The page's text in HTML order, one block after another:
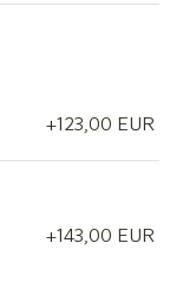
+123,00 EUR
+143,00 EUR